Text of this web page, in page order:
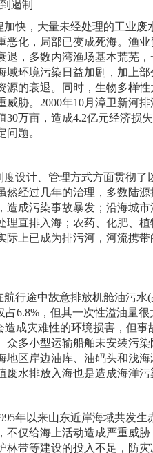
遏制
快，大量未经处理的工业
化，局部已变成死海。渔
，多数内湾渔场基本荒芜
环境污染日益加剧，加上
的衰退。同时，生物多样
胁。 2000年10月漳卫新河
30万亩，造成4.2亿元经济损失
题。
度设计、管理方式方面贯彻
经过几年的治理，多数陆
成污染事故暴发；沿海城
直排入海；农药、化肥、
上已成为排污河，河流携
行途中故意排放机舱油污水(
占6.8% ，但其一次性溢油量
造成灾难性的环境损害，但
多小型运输船舶未安装污
区岸边油库、油码头和浅
水排放入海也是造成海洋污
年以来山东近岸海域共发生
不仅给海上活动造成严重威
林带等建设的投入不足，防